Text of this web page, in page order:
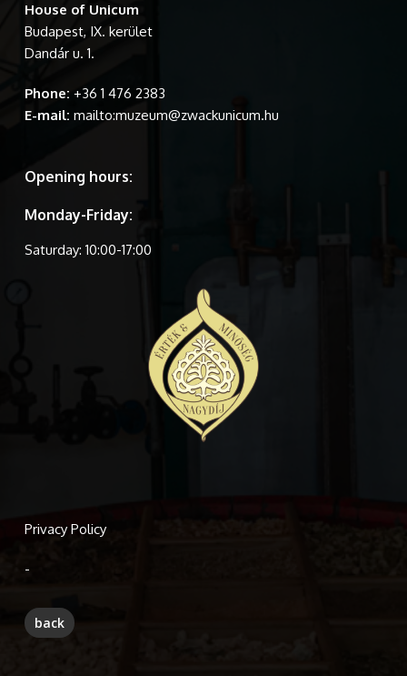
House of Unicum
Budapest, IX. kerület
Dandár u. 1.
Phone: +36 1 476 2383
E-mail: mailto:muzeum@zwackunicum.hu
Opening hours:
Monday-Friday:
Saturday: 10:00-17:00
Privacy Policy
-